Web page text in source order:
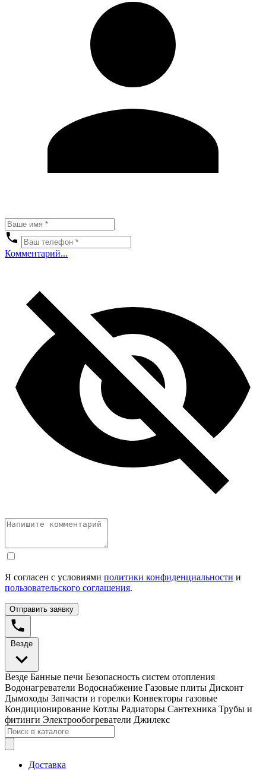
Комментарий...
Я согласен с условиями политики конфиденциальности и
пользовательского соглашения.
Отправить заявку
Везде
Везде Банные печи Безопасность систем отопления
Водонагреватели Водоснабжение Газовые плиты Дисконт
Дымоходы Запчасти и горелки Конвекторы газовые
Кондиционирование Котлы Радиаторы Сантехника Трубы и
фитинги Электрообогреватели Джилекс
Доставка